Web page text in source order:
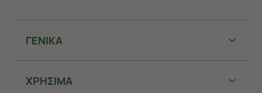
ΓΕΝΙΚΑ
ΧΡHΣΙΜΑ